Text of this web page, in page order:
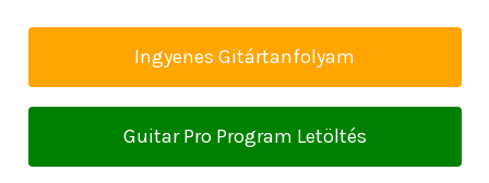
Ingyenes Gitártanfolyam
Guitar Pro Program Letöltés